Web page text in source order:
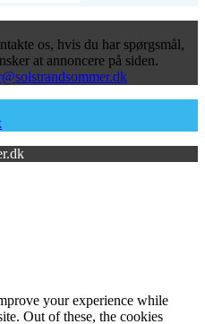
os, hvis du har spørgsmål,
at annoncere på siden.
your experience while
Out of these, the cookies